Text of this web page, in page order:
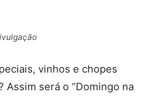
vinhos e chopes
Assim será o “Domingo na